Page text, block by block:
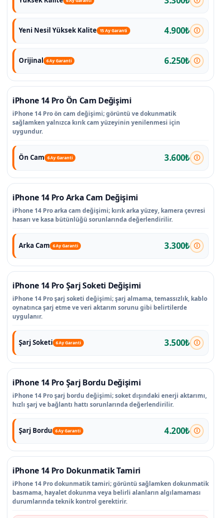
Yeni Nesil Yüksek Kalite 15 Ay Garanti 4.900₺
Orijinal 6 Ay Garanti 6.250₺
iPhone 14 Pro Ön Cam Değişimi
iPhone 14 Pro ön cam değişimi; görüntü ve dokunmatik
sağlamken yalnızca kırık cam yüzeyinin yenilenmesi için
uygundur.
Ön Cam 6 Ay Garanti 3.600₺
iPhone 14 Pro Arka Cam Değişimi
iPhone 14 Pro arka cam değişimi; kırık arka yüzey, kamera çevresi
hasarı ve kasa bütünlüğü sorunlarında değerlendirilir.
Arka Cam 6 Ay Garanti 3.300₺
iPhone 14 Pro Şarj Soketi Değişimi
iPhone 14 Pro şarj soketi değişimi; şarj almama, temassızlık, kablo
oynatınca şarj etme ve veri aktarım sorunu gibi belirtilerde
uygulanır.
Şarj Soketi 6 Ay Garanti 3.500₺
iPhone 14 Pro Şarj Bordu Değişimi
iPhone 14 Pro şarj bordu değişimi; soket dışındaki enerji aktarımı,
hızlı şarj ve bağlantı hattı sorunlarında değerlendirilir.
Şarj Bordu 6 Ay Garanti 4.200₺
iPhone 14 Pro Dokunmatik Tamiri
iPhone 14 Pro dokunmatik tamiri; görüntü sağlamken dokunmatik
basmama, hayalet dokunma veya belirli alanların algılamaması
durumlarında teknik kontrol gerektirir.